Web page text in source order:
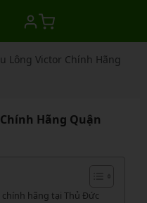
Lông Victor Chính Hãng
Hãng Quận
hãng tại Thủ Đức